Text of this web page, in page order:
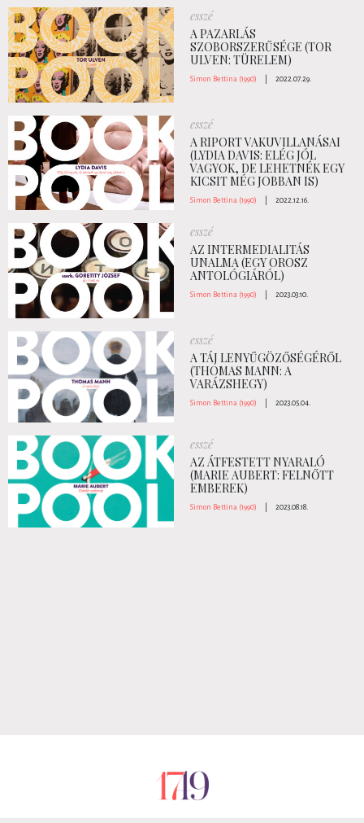
esszé
A PAZARLÁS
SZOBORSZERŰSÉGE (TOR
ULVEN: TÜRELEM)
Simon Bettina (1990) 2022.07.29.
esszé
A RIPORT VAKUVILLANÁSAI
(LYDIA DAVIS: ELÉG JÓL
VAGYOK, DE LEHETNÉK EGY
KICSIT MÉG JOBBAN IS)
Simon Bettina (1990) 2022.12.16.
esszé
AZ INTERMEDIALITÁS
UNALMA (EGY OROSZ
ANTOLÓGIÁRÓL)
Simon Bettina (1990) 2023.03.10.
esszé
A TÁJ LENYŰGÖZŐSÉGÉRŐL
(THOMAS MANN: A
VARÁZSHEGY)
Simon Bettina (1990) 2023.05.04.
esszé
AZ ÁTFESTETT NYARALÓ
(MARIE AUBERT: FELNŐTT
EMBEREK)
Simon Bettina (1990) 2023.08.18.